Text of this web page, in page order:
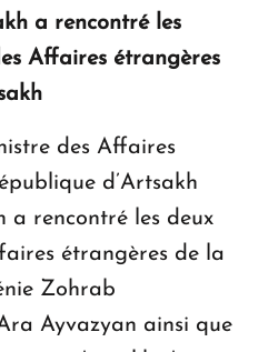
a rencontré les
Affaires étrangères
des Affaires
d’Artsakh
a rencontré les deux
étrangères de la
Zohrab
Ayvazyan ainsi que